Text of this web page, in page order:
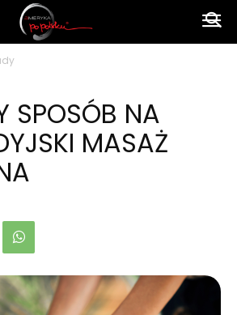
SPOSÓB NA
MASAŻ